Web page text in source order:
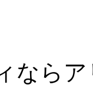
なら